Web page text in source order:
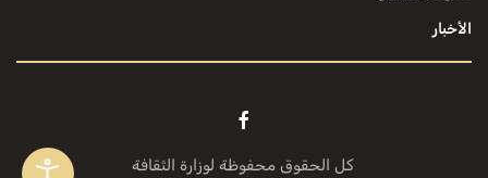
الأخبار
كل الحقوق محفوظة لوزارة الثقافة